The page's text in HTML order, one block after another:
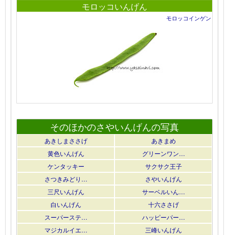
モロッコいんげん
モロッコインゲン
そのほかのさやいんげんの写真
あきしまささげ
あきまめ
黄色いんげん
グリーンワン…
ケンタッキー
サクサク王子
さつきみどり…
さやいんげん
三尺いんげん
サーベルいん…
白いんげん
十六ささげ
スーパーステ…
ハッピーパー…
マジカルイエ…
三峰いんげん